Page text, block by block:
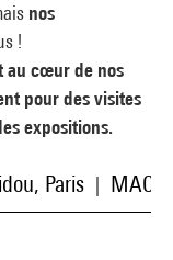
nos
!
au cœur de nos
pour des visites
expositions.
Paris MAC